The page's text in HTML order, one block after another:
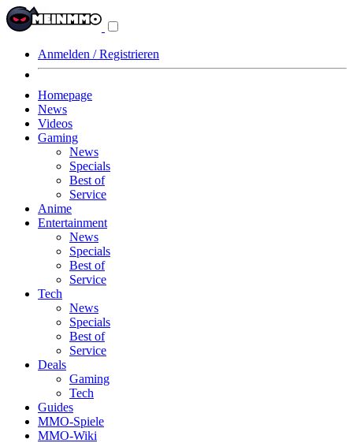
Anmelden / Registrieren
Homepage
News
Videos
Gaming
News
Specials
Best of
Service
Anime
Entertainment
News
Specials
Best of
Service
Tech
News
Specials
Best of
Service
Deals
Gaming
Tech
Guides
MMO-Spiele
MMO-Wiki